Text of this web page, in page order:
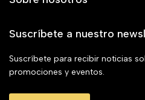
Suscríbete a nuestro
Suscríbete para recibir noticias
promociones y eventos.